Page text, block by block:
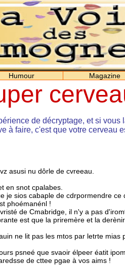
Humour Magazine
de décryptage, et si vous
à faire, c'est que votre cerveau
asusi nu dôrle de cvreeau.
en snot cpalabes.
je sios cabaple de cdrpormendre ce
phoémanénl !
de Cmabridge, il n'y a pas
est que la priremère et la
ne lit pas les mtos par letrte mias
psneé que svaoir élpeer éatit
de cttee pgae à vos aims !